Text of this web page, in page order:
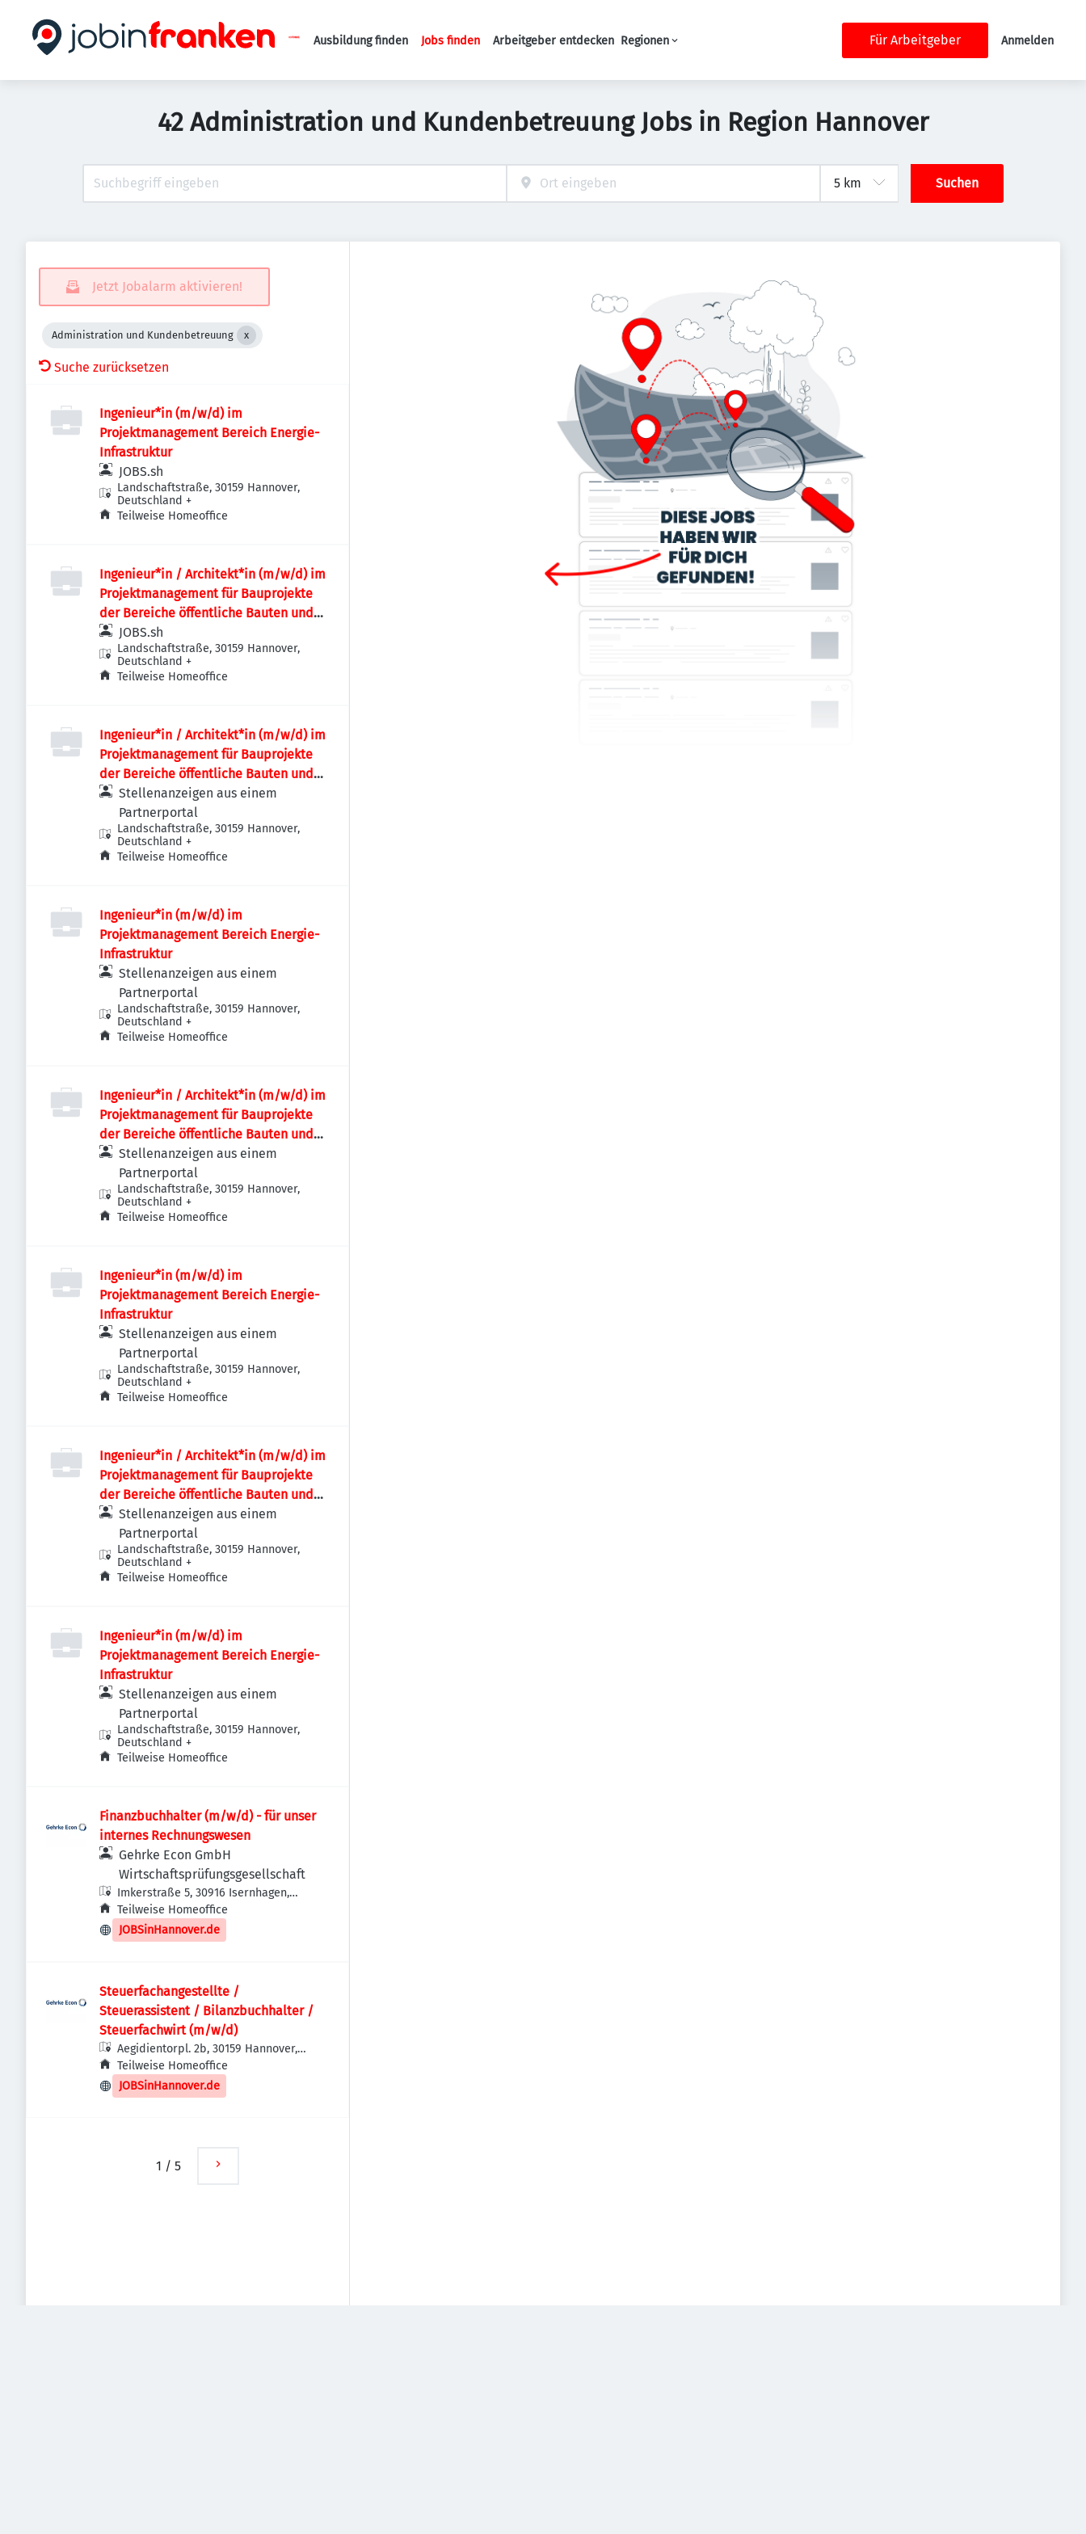
Haupt-Navigation
Ausbildung finden Jobs finden Arbeitgeber entdecken Regionen Für Arbeitgeber Anmelden
42 Administration und Kundenbetreuung Jobs in Region Hannover
Suchen
Jetzt Jobalarm aktivieren!
Administration und Kundenbetreuung
Suche zurücksetzen
Ingenieur*in (m/w/d) im
Projektmanagement Bereich Energie-
Infrastruktur
JOBS.sh
Landschaftstraße, 30159 Hannover,
Deutschland +
Teilweise Homeoffice
Ingenieur*in / Architekt*in (m/w/d) im
Projektmanagement für Bauprojekte
der Bereiche öffentliche Bauten und
Industriebauten / Infrastruktur
JOBS.sh
Landschaftstraße, 30159 Hannover,
Deutschland +
Teilweise Homeoffice
Ingenieur*in / Architekt*in (m/w/d) im
Projektmanagement für Bauprojekte
der Bereiche öffentliche Bauten und
Industriebauten / Infrastruktur
Stellenanzeigen aus einem
Partnerportal
Landschaftstraße, 30159 Hannover,
Deutschland +
Teilweise Homeoffice
Ingenieur*in (m/w/d) im
Projektmanagement Bereich Energie-
Infrastruktur
Stellenanzeigen aus einem
Partnerportal
Landschaftstraße, 30159 Hannover,
Deutschland +
Teilweise Homeoffice
Ingenieur*in / Architekt*in (m/w/d) im
Projektmanagement für Bauprojekte
der Bereiche öffentliche Bauten und
Industriebauten / Infrastruktur
Stellenanzeigen aus einem
Partnerportal
Landschaftstraße, 30159 Hannover,
Deutschland +
Teilweise Homeoffice
Ingenieur*in (m/w/d) im
Projektmanagement Bereich Energie-
Infrastruktur
Stellenanzeigen aus einem
Partnerportal
Landschaftstraße, 30159 Hannover,
Deutschland +
Teilweise Homeoffice
Ingenieur*in / Architekt*in (m/w/d) im
Projektmanagement für Bauprojekte
der Bereiche öffentliche Bauten und
Industriebauten / Infrastruktur
Stellenanzeigen aus einem
Partnerportal
Landschaftstraße, 30159 Hannover,
Deutschland +
Teilweise Homeoffice
Ingenieur*in (m/w/d) im
Projektmanagement Bereich Energie-
Infrastruktur
Stellenanzeigen aus einem
Partnerportal
Landschaftstraße, 30159 Hannover,
Deutschland +
Teilweise Homeoffice
Finanzbuchhalter (m/w/d) - für unser
internes Rechnungswesen
Gehrke Econ GmbH
Wirtschaftsprüfungsgesellschaft
Imkerstraße 5, 30916 Isernhagen,
Deutschland
Teilweise Homeoffice
JOBSinHannover.de
Steuerfachangestellte /
Steuerassistent / Bilanzbuchhalter /
Steuerfachwirt (m/w/d)
Aegidientorpl. 2b, 30159 Hannover,
Deutschland
Teilweise Homeoffice
JOBSinHannover.de
1 / 5